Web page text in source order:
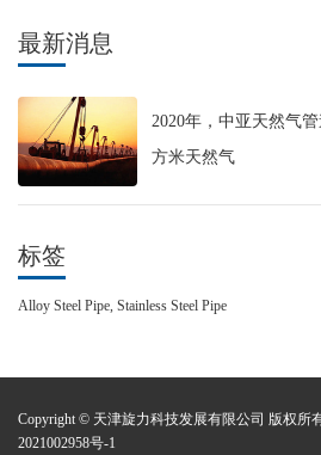
最新消息
2020年，中亚天然气
方米天然气
标签
Alloy Steel Pipe, Stainless Steel Pipe
Copyright © 天津旋力科技发展有限公司 版权所
2021002958号-1